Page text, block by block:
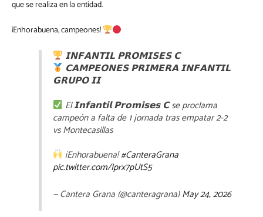
que se realiza en la entidad.
¡Enhorabuena, campeones!
𝗜𝗡𝗙𝗔𝗡𝗧𝗜𝗟 𝗣𝗥𝗢𝗠𝗜𝗦𝗘𝗦 𝗖
𝗖𝗔𝗠𝗣𝗘𝗢𝗡𝗘𝗦 𝗣𝗥𝗜𝗠𝗘𝗥𝗔 𝗜𝗡𝗙𝗔𝗡𝗧𝗜𝗟
𝗚𝗥𝗨𝗣𝗢 𝗜𝗜
El 𝗜𝗻𝗳𝗮𝗻𝘁𝗶𝗹 𝗣𝗿𝗼𝗺𝗶𝘀𝗲𝘀 𝗖 se proclama
campeón a falta de 1 jornada tras empatar 2-2
vs Montecasillas
¡Enhorabuena!#CanteraGrana
pic.twitter.com/Iprx7pUtS5
— Cantera Grana (@canteragrana)May 24, 2026